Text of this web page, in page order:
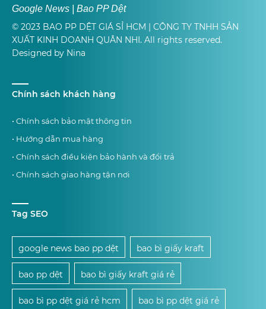
Google News | Bao PP Dệt
© 2023 BAO PP DỆT GIÁ SỈ HCM | CÔNG TY TNHH SẢN
XUẤT KINH DOANH QUÂN NHI. All rights reserved.
Designed by Nina
Chính sách khách hàng
• Chính sách bảo mật thông tin
• Hướng dẫn mua hàng
• Chính sách điều kiện bảo hành và đổi trả
• Chính sách giao hàng tận nơi
Tag SEO
google news bao pp dệt bao bì giấy kraft
bao pp dệt bao bì giấy kraft giá rẻ
bao bì pp dệt giá rẻ hcm bao bì pp dệt giá rẻ